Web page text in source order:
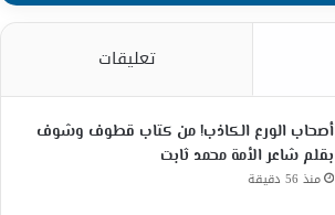
تعليقات
أصحاب الورع الكاذب! من كتاب قطوف وشوف
بقلم شاعر الأمة محمد ثابت
منذ 56 دقيقة